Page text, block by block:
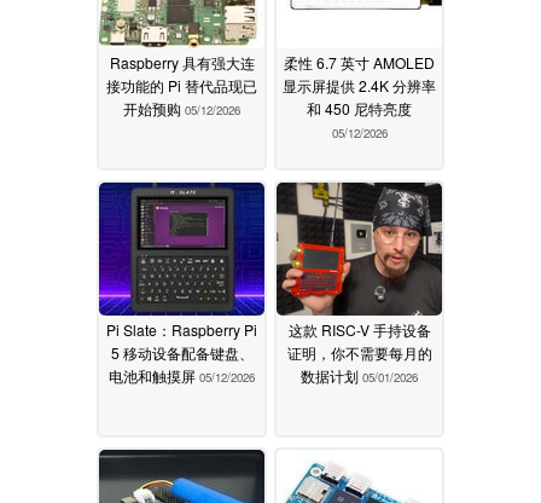
Raspberry 具有强大连
接功能的 Pi 替代品现已
开始预购 05/12/2026
柔性 6.7 英寸 AMOLED
显示屏提供 2.4K 分辨率
和 450 尼特亮度
05/12/2026
Pi Slate：Raspberry Pi
5 移动设备配备键盘、
电池和触摸屏 05/12/2026
这款 RISC-V 手持设备
证明，你不需要每月的
数据计划 05/01/2026